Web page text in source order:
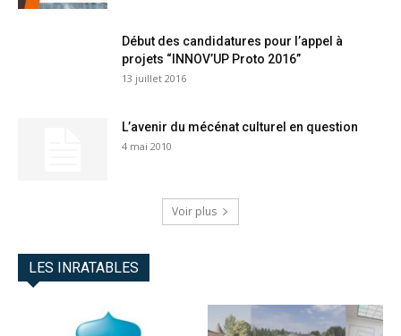
Début des candidatures pour l’appel à
projets “INNOV’UP Proto 2016”
13 juillet 2016
L’avenir du mécénat culturel en question
4 mai 2010
Voir plus
LES INRATABLES